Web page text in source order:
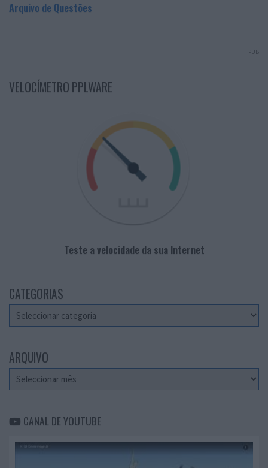
Arquivo de Questões
PUB
VELOCÍMETRO PPLWARE
Teste a velocidade da sua Internet
CATEGORIAS
Categorias
ARQUIVO
Arquivo
CANAL DE YOUTUBE